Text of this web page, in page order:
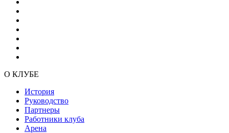
О КЛУБЕ
История
Руководство
Партнеры
Работники клуба
Арена